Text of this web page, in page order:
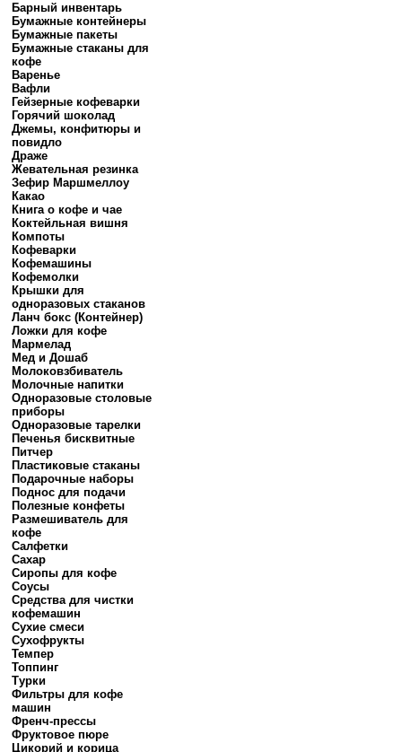
Барный инвентарь
Бумажные контейнеры
Бумажные пакеты
Бумажные стаканы для
кофе
Варенье
Вафли
Гейзерные кофеварки
Горячий шоколад
Джемы, конфитюры и
повидло
Драже
Жевательная резинка
Зефир Маршмеллоу
Какао
Книга о кофе и чае
Коктейльная вишня
Компоты
Кофеварки
Кофемашины
Кофемолки
Крышки для
одноразовых стаканов
Ланч бокс (Контейнер)
Ложки для кофе
Мармелад
Мед и Дошаб
Молоковзбиватель
Молочные напитки
Одноразовые столовые
приборы
Одноразовые тарелки
Печенья бисквитные
Питчер
Пластиковые стаканы
Подарочные наборы
Поднос для подачи
Полезные конфеты
Размешиватель для
кофе
Салфетки
Сахар
Сиропы для кофе
Соусы
Средства для чистки
кофемашин
Сухие смеси
Сухофрукты
Темпер
Топпинг
Турки
Фильтры для кофе
машин
Френч-прессы
Фруктовое пюре
Цикорий и корица